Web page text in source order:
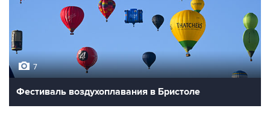
7
Фестиваль воздухоплавания в Бристоле